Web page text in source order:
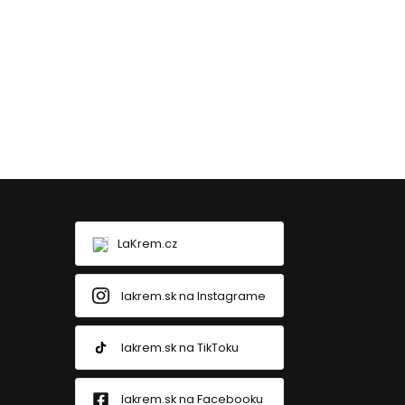
LaKrem.cz
lakrem.sk na Instagrame
lakrem.sk na TikToku
lakrem.sk na Facebooku